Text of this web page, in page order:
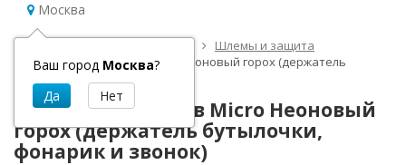
Москва
Ваш город Москва?
Главная Детский транспорт
Шлемы и защита
Набор аксессуаров Micro Неоновый горох (держатель
бутылочки, фонарик и звонок)
Набор аксессуаров Micro Неоновый
горох (держатель бутылочки,
фонарик и звонок)